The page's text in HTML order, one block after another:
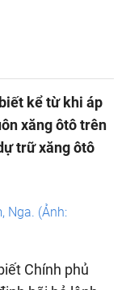
kể từ khi áp
xăng ôtô trên
trữ xăng ôtô
Nga. (Ảnh:
Chính phủ